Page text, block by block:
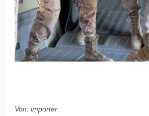
Von: importer